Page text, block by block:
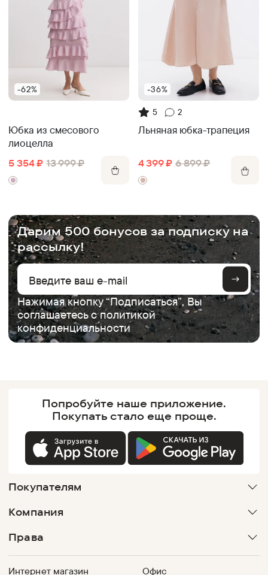
-62%
Юбка из смесового
лиоцелла
5 354 ₽ 13 999 ₽
-36%
5 2
Льняная юбка-трапеция
4 399 ₽ 6 899 ₽
Дарим 500 бонусов за подписку на
рассылку!
Нажимая кнопку “Подписаться”, Вы
соглашаетесь сполитикой
конфиденциальности
Попробуйте наше приложение.
Покупатьстало еще проще.
Покупателям
Компания
Права
Интернет магазин Офис